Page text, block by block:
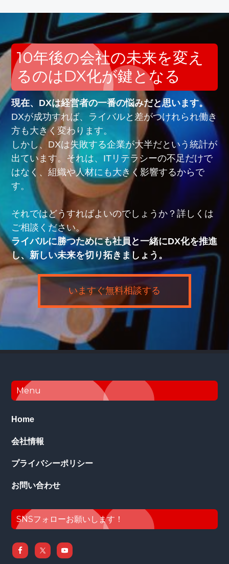
10年後の会社の未来を変え
るのはDX化が鍵となる
現在、DXは経営者の一番の悩みだと思います。
DXが成功すれば、ライバルと差がつけれられ働き
方も大きく変わります。
しかし、DXは失敗する企業が大半だという統計が
出ています。それは、ITリテラシーの不足だけで
はなく、組織や人材にも大きく影響するからで
す。
それではどうすればよいのでしょうか？詳しくは
ご相談ください。
ライバルに勝つためにも社員と一緒にDX化を推進
し、新しい未来を切り拓きましょう。
いますぐ無料相談する
Footer
Menu
Home
会社情報
プライバシーポリシー
お問い合わせ
SNSフォローお願いします！